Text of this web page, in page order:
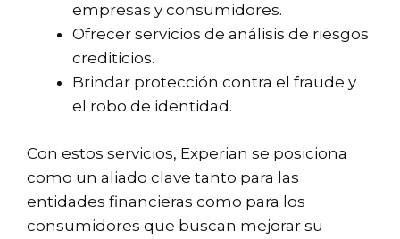
empresas y consumidores.
Ofrecer servicios de análisis de riesgos
crediticios.
Brindar protección contra el fraude y
el robo de identidad.
Con estos servicios, Experian se posiciona
como un aliado clave tanto para las
entidades financieras como para los
consumidores que buscan mejorar su